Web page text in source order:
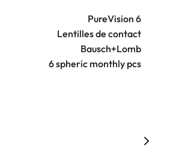
PureVision 6
Lentilles de contact
Bausch+Lomb
6 spheric monthly pcs